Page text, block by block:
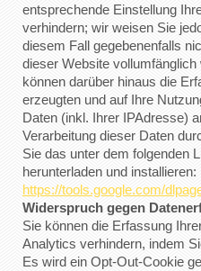
entsprechende Einstellung
verhindern; wir weisen Sie
diesem Fall gegebenenfalls
dieser Website
können darüber hinaus die
erzeugten und auf Ihre
Daten (inkl. Ihrer IPAdresse)
Verarbeitung dieser Daten
Sie das unter dem folgenden
herunterladen und installieren:
https://tools.google.com/
Widerspruch gegen
Sie können die Erfassung
Analytics verhindern, indem
Es wird ein Opt-Out-Cookie